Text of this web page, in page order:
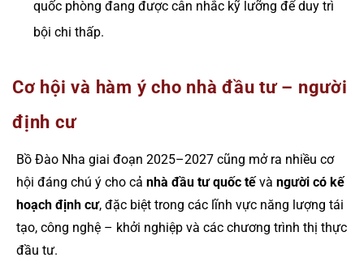
quốc phòng đang được cân nhắc kỹ lưỡng để duy trì
bội chi thấp.
Cơ hội và hàm ý cho nhà đầu tư – người
định cư
Bồ Đào Nha giai đoạn 2025–2027 cũng mở ra nhiều cơ
hội đáng chú ý cho cả nhà đầu tư quốc tếvà người có kế
hoạch định cư, đặc biệt trong các lĩnh vực năng lượng tái
tạo, công nghệ – khởi nghiệp và các chương trình thị thực
đầu tư.